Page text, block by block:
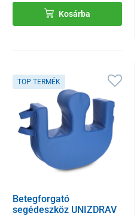
Kosárba
TOP TERMÉK
Betegforgató
segédeszköz UNIZDRAV